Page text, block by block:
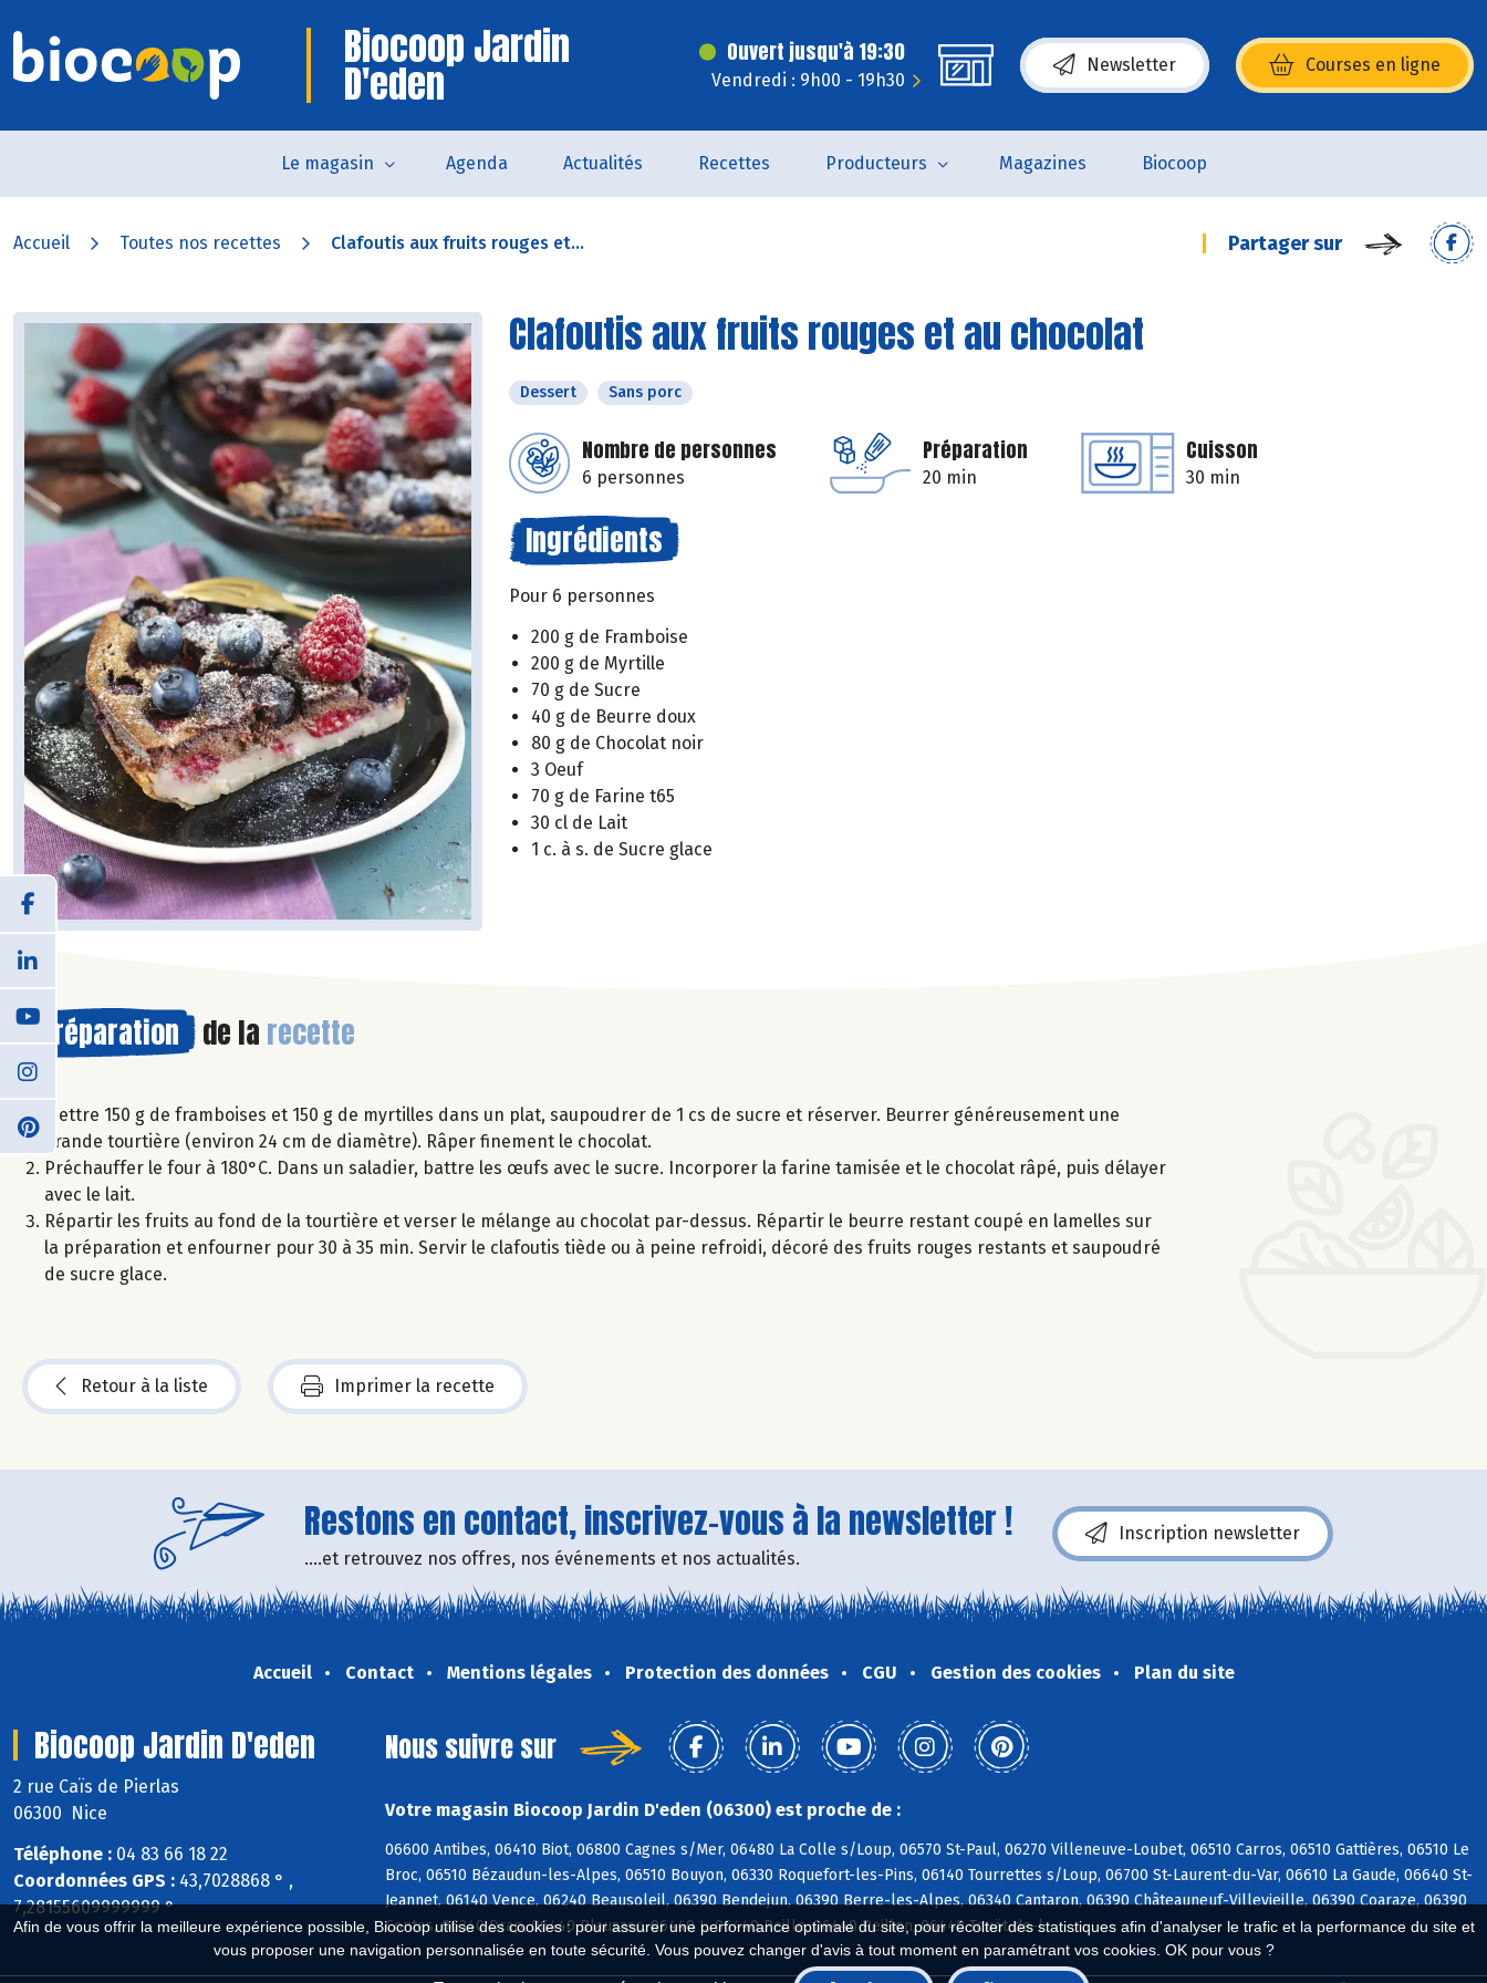
Afin de vous offrir la meilleure expérience possible, Biocoop utilise des cookies : pour assurer une performance optimale du site, pour récolter des statistiques afin d'analyser le trafic et la performance du site et
vous proposer une navigation personnalisée en toute sécurité. Vous pouvez changer d'avis à tout moment en paramétrant vos cookies. OK pour vous ?
Biocoop Jardin
D'eden
Ouvert jusqu'à 19:30
Vendredi : 9h00 - 19h30
Newsletter Courses en ligne
(s’ouvre dans une nouvelle fenêtre)
Le magasin Agenda Actualités Recettes Producteurs Magazines Biocoop
Accueil Toutes nos recettes Clafoutis aux fruits rouges et... Partager sur
Clafoutis aux fruits rouges et au chocolat
Dessert Sans porc
Nombre de personnes
6 personnes
Préparation
20 min
Cuisson
30 min
Ingrédients
Pour 6 personnes
200 g de Framboise
200 g de Myrtille
70 g de Sucre
40 g de Beurre doux
80 g de Chocolat noir
3 Oeuf
70 g de Farine t65
30 cl de Lait
1 c. à s. de Sucre glace
Préparation de la recette
Mettre 150 g de framboises et 150 g de myrtilles dans un plat, saupoudrer de 1 cs de sucre et réserver. Beurrer généreusement une
grande tourtière (environ 24 cm de diamètre). Râper finement le chocolat.
Préchauffer le four à 180°C. Dans un saladier, battre les œufs avec le sucre. Incorporer la farine tamisée et le chocolat râpé, puis délayer
avec le lait.
Répartir les fruits au fond de la tourtière et verser le mélange au chocolat par-dessus. Répartir le beurre restant coupé en lamelles sur
la préparation et enfourner pour 30 à 35 min. Servir le clafoutis tiède ou à peine refroidi, décoré des fruits rouges restants et saupoudré
de sucre glace.
Retour à la liste Imprimer la recette
Restons en contact, inscrivez-vous à la newsletter !
....et retrouvez nos offres, nos événements et nos actualités.
Inscription newsletter
Accueil Contact Mentions légales Protection des données CGU Gestion des cookies Plan du site
Biocoop Jardin D'eden
2 rue Caïs de Pierlas
06300 Nice
Téléphone : 04 83 66 18 22
Coordonnées GPS : 43,7028868 ° ,
7,28155609999999 °
Nous suivre sur
Votre magasin Biocoop Jardin D'eden (06300) est proche de :
06600 Antibes, 06410 Biot, 06800 Cagnes s/Mer, 06480 La Colle s/Loup, 06570 St-Paul, 06270 Villeneuve-Loubet, 06510 Carros, 06510 Gattières, 06510 Le
Broc, 06510 Bézaudun-les-Alpes, 06510 Bouyon, 06330 Roquefort-les-Pins, 06140 Tourrettes s/Loup, 06700 St-Laurent-du-Var, 06610 La Gaude, 06640 St-
Jeannet, 06140 Vence, 06240 Beausoleil, 06390 Bendejun, 06390 Berre-les-Alpes, 06340 Cantaron, 06390 Châteauneuf-Villevieille, 06390 Coaraze, 06390
Contes, 06340 Drap, 06440 Blausasc, 06440 L, 06440 Peille, 06440 Peillon, 06440 Touët-de-l